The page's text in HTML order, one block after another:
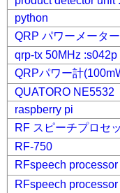
python
QRP パワーメータ
qrp-tx 50MHz :s042p
QRPパワー計
QUATORO
raspberry pi
RF スピーチプロセ
RF-750
RFspeech
RFspeech